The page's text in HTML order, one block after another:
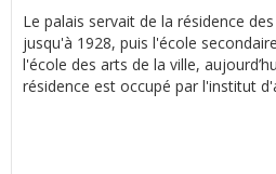
Le palais servait de la résidence
jusqu'à 1928, puis l'école
l'école des arts de la ville,
résidence est occupé par l'institut